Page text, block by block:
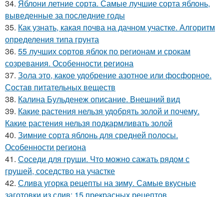
34. Яблони летние сорта. Самые лучшие сорта яблонь,
выведенные за последние годы
35. Как узнать, какая почва на дачном участке. Алгоритм
определения типа грунта
36. 55 лучших сортов яблок по регионам и срокам
созревания. Особенности региона
37. Зола это, какое удобрение азотное или фосфорное.
Состав питательных веществ
38. Калина Бульденеж описание. Внешний вид
39. Какие растения нельзя удобрять золой и почему.
Какие растения нельзя подкармливать золой
40. Зимние сорта яблонь для средней полосы.
Особенности региона
41. Соседи для груши. Что можно сажать рядом с
грушей, соседство на участке
42. Слива угорка рецепты на зиму. Самые вкусные